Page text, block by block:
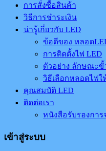
การสั่งซื้อสินค้า
วิธีการชำระเงิน
น่ารู้เกี่ยวกับ LED
ข้อดีของ หลอด
การติดตั้งไฟ LED
ตัวอย่าง ลักษณะขั้
วิธีเลือกหลอดไฟใ
คุณสมบัติ LED
ติดต่อเรา
หนังสือรับรองการ
เข้าสู่ระบบ